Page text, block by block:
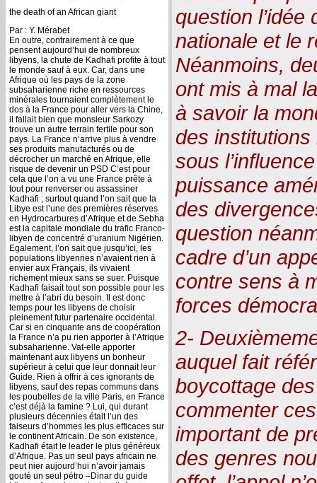
the death of an African giant
Par : Y. Mérabet
En outre, contrairement à ce que
pensent aujourd’hui de nombreux
libyens, la chute de Kadhafi profite à tout
le monde sauf à eux. Car, dans une
Afrique où les pays de la zone
subsaharienne riche en ressources
minérales tournaient complètement le
dos à la France pour aller vers la Chine,
il fallait bien que monsieur Sarkozy
trouve un autre terrain fertile pour son
pays. La France n’arrive plus à vendre
ses produits manufacturés ou de
décrocher un marché en Afrique, elle
risque de devenir un PSD C’est pour
cela que l’on a vu une France prête à
tout pour renverser ou assassiner
Kadhafi ; surtout quand l’on sait que la
Libye est l’une des premières réserves
en Hydrocarbures d’Afrique et de Sebha
est la capitale mondiale du trafic Franco-
libyen de concentré d’uranium Nigérien.
Egalement, l’on sait que jusqu’ici, les
populations libyennes n’avaient rien à
envier aux Français, ils vivaient
richement mieux sans se suer. Puisque
Kadhafi faisait tout son possible pour les
mettre à l’abri du besoin. Il est donc
temps pour les libyens de choisir
pleinement futur partenaire occidental.
Car si en cinquante ans de coopération
la France n’a pu rien apporter à l’Afrique
subsaharienne. Vat-elle apporter
maintenant aux libyens un bonheur
supérieur à celui que leur donnait leur
Guide. Rien à offrir à ces ignorants de
libyens, sauf des repas communs dans
les poubelles de la ville Paris, en France
c’est déjà la famine ? Lui, qui durant
plusieurs décennies était l’un des
faiseurs d’hommes les plus efficaces sur
le continent Africain. De son existence,
Kadhafi était le leader le plus généreux
d’Afrique. Pas un seul pays africain ne
peut nier aujourd’hui n’avoir jamais
gouté un seul pétro –Dinar du guide
question l’idée
nationale et le
Néanmoins,
ont mis à mal
à savoir la
des
sous
puissance
des
question
cadre d’un
contre sens à
forces
2-
auquel fait
boycottage
commenter
important de
des genres